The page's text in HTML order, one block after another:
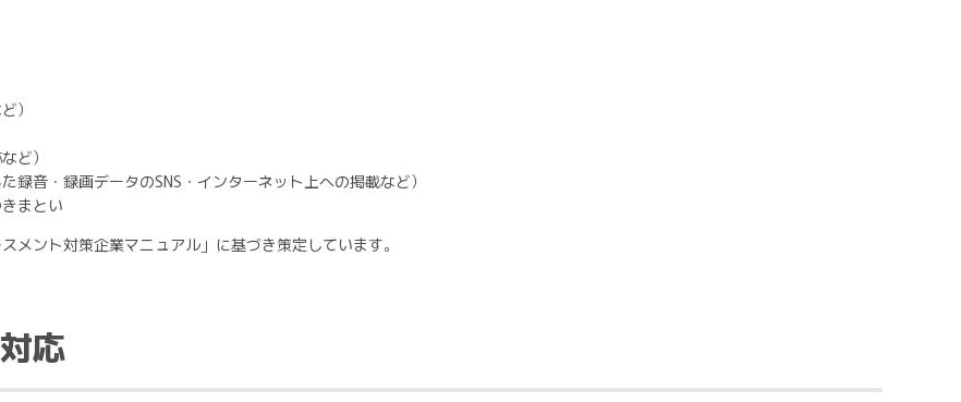
）
ど）
音・録画データのSNS・インターネット上への掲載など）
まとい
メント対策企業マニュアル」に基づき策定しています。
応